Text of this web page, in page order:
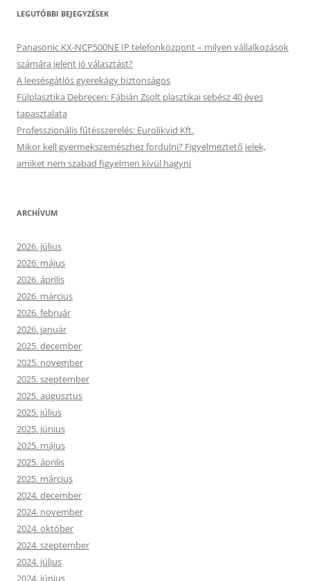
LEGUTÓBBI BEJEGYZÉSEK
Panasonic KX-NCP500NE IP telefonközpont – milyen vállalkozások
számára jelent jó választást?
A leesésgátlós gyerekágy biztonságos
Fülplasztika Debrecen: Fábián Zsolt plasztikai sebész 40 éves
tapasztalata
Professzionális fűtésszerelés: Eurolikvid Kft.
Mikor kell gyermekszemészhez fordulni? Figyelmeztető jelek,
amiket nem szabad figyelmen kívül hagyni
ARCHÍVUM
2026. július
2026. május
2026. április
2026. március
2026. február
2026. január
2025. december
2025. november
2025. szeptember
2025. augusztus
2025. július
2025. június
2025. május
2025. április
2025. március
2024. december
2024. november
2024. október
2024. szeptember
2024. július
2024. június